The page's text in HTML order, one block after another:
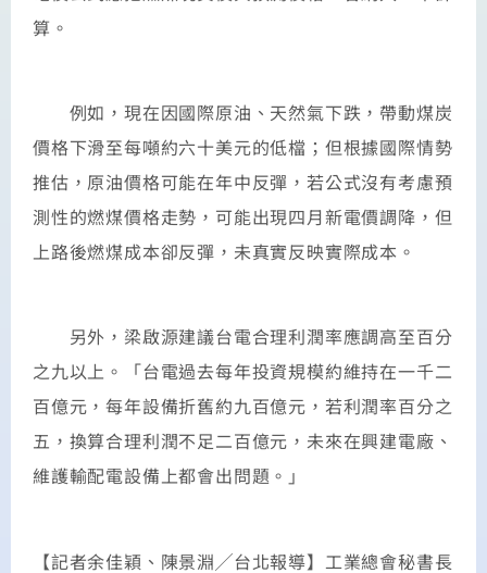
算。
例如，現在因國際原油、天然氣下跌，帶動煤炭
價格下滑至每噸約六十美元的低檔；但根據國際情勢
推估，原油價格可能在年中反彈，若公式沒有考慮預
測性的燃煤價格走勢，可能出現四月新電價調降，但
上路後燃煤成本卻反彈，未真實反映實際成本。
另外，梁啟源建議台電合理利潤率應調高至百分
之九以上。「台電過去每年投資規模約維持在一千二
百億元，每年設備折舊約九百億元，若利潤率百分之
五，換算合理利潤不足二百億元，未來在興建電廠、
維護輸配電設備上都會出問題。」
【記者余佳穎、陳景淵╱台北報導】工業總會秘書長